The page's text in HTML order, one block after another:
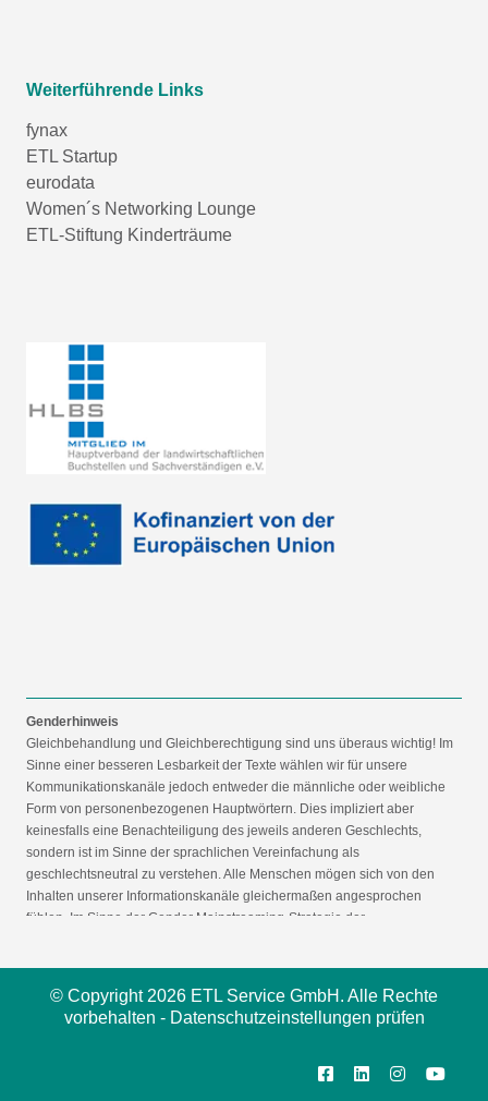
Weiterführende Links
fynax
ETL Startup
eurodata
Women´s Networking Lounge
ETL-Stiftung Kinderträume
Genderhinweis
Gleichbehandlung und Gleichberechtigung sind uns überaus wichtig! Im
Sinne einer besseren Lesbarkeit der Texte wählen wir für unsere
Kommunikationskanäle jedoch entweder die männliche oder weibliche
Form von personenbezogenen Hauptwörtern. Dies impliziert aber
keinesfalls eine Benachteiligung des jeweils anderen Geschlechts,
sondern ist im Sinne der sprachlichen Vereinfachung als
geschlechtsneutral zu verstehen. Alle Menschen mögen sich von den
Inhalten unserer Informationskanäle gleichermaßen angesprochen
fühlen. Im Sinne der Gender Mainstreaming-Strategie der
© Copyright 2026 ETL Service GmbH. Alle Rechte
vorbehalten - Datenschutzeinstellungen prüfen